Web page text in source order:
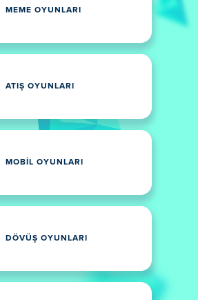
MEME OYUNLARI
ATIŞ OYUNLARI
MOBIL OYUNLARI
DÖVÜŞ OYUNLARI